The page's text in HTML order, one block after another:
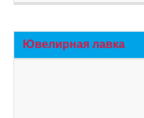
Ювелирная лавка